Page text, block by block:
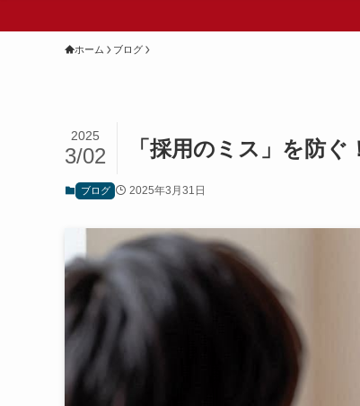
ホーム ブログ
「採用のミス」を防ぐ
2025
3/02
ブログ 2025年3月31日